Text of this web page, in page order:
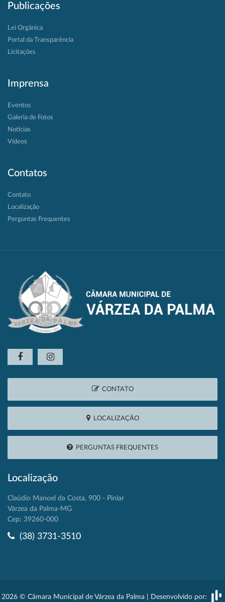
Publicações
Lei Orgânica
Portal da Transparência
Licitações
Imprensa
Eventos
Galeria de Fotos
Notícias
Vídeos
Contatos
Contato
Localização
Perguntas Frequentes
CONTATO
LOCALIZAÇÃO
PERGUNTAS FREQUENTES
Localização
Claúdio Manoel da Costa, 900 - Pinlar
Várzea da Palma-MG
Cep: 39260-000
(38) 3731-3510
2026 © Câmara Municipal de Várzea da Palma | Desenvolvido por: